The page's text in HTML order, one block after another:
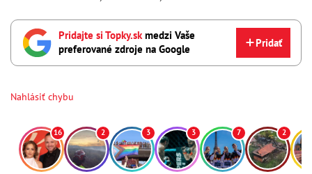
Pridajte si Topky.skmedzi Vaše
preferované zdroje na Google
Pridať
Nahlásiť chybu
16 2 3 3 7 2